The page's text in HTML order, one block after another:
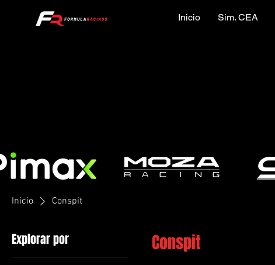
Inicio Sim. CEA
Inicio Conspit
Explorar por Conspit